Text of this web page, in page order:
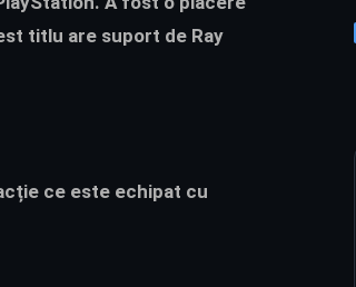
titlu are suport de Ray
ce este echipat cu